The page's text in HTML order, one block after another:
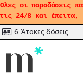
Όλες οι παραδόσεις
τις 24/8 και έπειτα,
6 Άτοκες δόσεις